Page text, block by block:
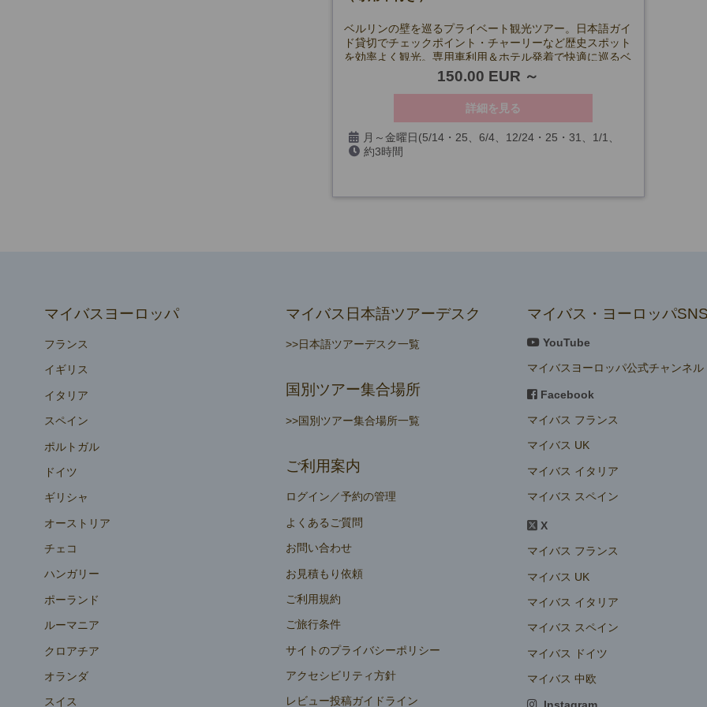
ベルリンの壁を巡るプライベート観光ツアー。日本語ガイ
ド貸切でチェックポイント・チャーリーなど歴史スポット
を効率よく観光。専用車利用＆ホテル発着で快適に巡るベ
ルリン市内観光です。150.00 EUR
詳細を見る
月～金曜日(5/14・25、6/4、12/24・25・31、1/1、
3/26・29を除く)
約3時間
マイバスヨーロッパ
フランス
イギリス
イタリア
スペイン
ポルトガル
ドイツ
ギリシャ
オーストリア
チェコ
ハンガリー
ポーランド
ルーマニア
クロアチア
オランダ
スイス
マイバス日本語ツアーデスク
>>日本語ツアーデスク一覧
国別ツアー集合場所
>>国別ツアー集合場所一覧
ご利用案内
ログイン／予約の管理
よくあるご質問
お問い合わせ
お見積もり依頼
ご利用規約
ご旅行条件
サイトのプライバシーポリシー
アクセシビリティ方針
レビュー投稿ガイドライン
マイバス・ヨーロッパ
YouTube
マイバスヨーロッパ公式チャンネル
Facebook
マイバス フランス
マイバス UK
マイバス イタリア
マイバス スペイン
X
マイバス フランス
マイバス UK
マイバス イタリア
マイバス スペイン
マイバス ドイツ
マイバス 中欧